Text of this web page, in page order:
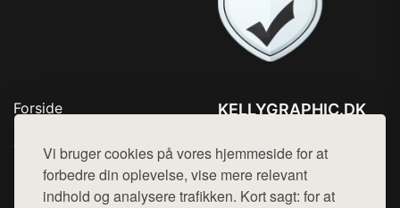
Vi bruger cookies på vores hjemmeside for at
forbedre din oplevelse, vise mere relevant
indhold og analysere trafikken. Kort sagt: for at
Forside
Top Rabatter
Blog
Kontakt
KELLYGRAPHIC.DK
Mail: hej@want.dk